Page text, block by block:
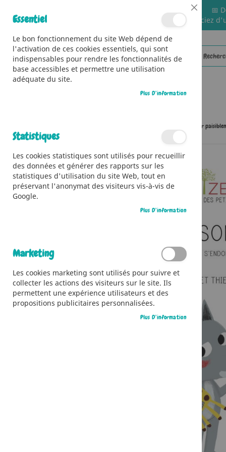
📅
🚚 Bénéficiez
J'ai pas sommeil ! Histoires et rituels pour s'endormir
to
the
end
of
Cookie
Bar
Essentiel
Le bon fonctionnement du site Web dépend de
l'activation de ces cookies essentiels, qui sont
indispensables pour rendre les fonctionnalités de
base accessibles et permettre une utilisation
adéquate du site.
Plus D’information
Statistiques
Les cookies statistiques sont utilisés pour recueillir
des données et générer des rapports sur les
statistiques d'utilisation du site Web, tout en
préservant l'anonymat des visiteurs vis-à-vis de
Google.
Plus D’information
Marketing
Les cookies marketing sont utilisés pour suivre et
collecter les actions des visiteurs sur le site. Ils
permettent une expérience utilisateurs et des
propositions publicitaires personnalisées.
Plus D’information